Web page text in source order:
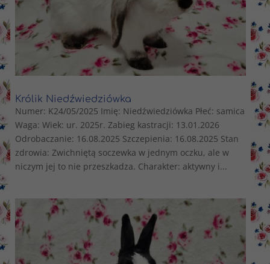
Królik Niedźwiedziówka
Numer: K24/05/2025 Imię: Niedźwiedziówka Płeć: samica
Waga: Wiek: ur. 2025r. Zabieg kastracji: 13.01.2026
Odrobaczanie: 16.08.2025 Szczepienia: 16.08.2025 Stan
zdrowia: Zwichniętą soczewka w jednym oczku, ale w
niczym jej to nie przeszkadza. Charakter: aktywny i...